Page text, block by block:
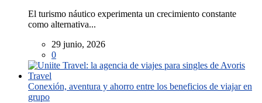
El turismo náutico experimenta un crecimiento constante
como alternativa...
29 junio, 2026
0
Conexión, aventura y ahorro entre los beneficios de viajar en
grupo